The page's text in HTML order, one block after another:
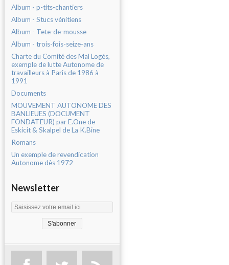
Album - p-tits-chantiers
Album - Stucs vénitiens
Album - Tete-de-mousse
Album - trois-fois-seize-ans
Charte du Comité des Mal Logés,
exemple de lutte Autonome de
travailleurs à Paris de 1986 à
1991
Documents
MOUVEMENT AUTONOME DES
BANLIEUES (DOCUMENT
FONDATEUR) par E.One de
Eskicit & Skalpel de La K.Bine
Romans
Un exemple de revendication
Autonome dès 1972
Newsletter